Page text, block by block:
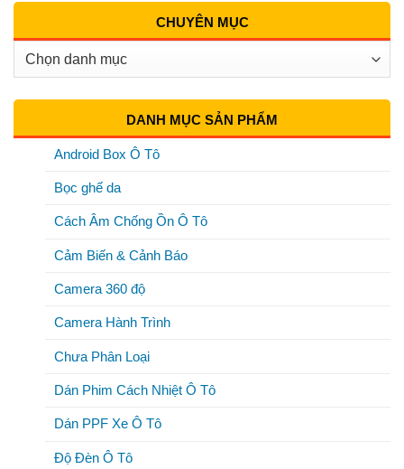
CHUYÊN MỤC
Chuyên
DANH MỤC SẢN PHẨM
Android Box Ô Tô
Bọc ghế da
Cách Âm Chống Ồn Ô Tô
Cảm Biến & Cảnh Báo
Camera 360 độ
Camera Hành Trình
Chưa Phân Loại
Dán Phim Cách Nhiệt Ô Tô
Dán PPF Xe Ô Tô
Độ Đèn Ô Tô